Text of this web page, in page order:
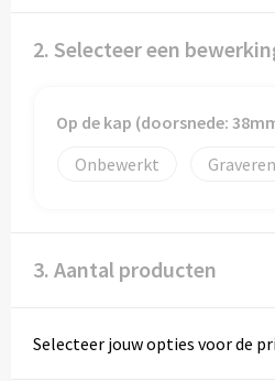
2. Selecteer een
Op de kap (doorsnede:
Onbewerkt
Graveren
3. Aantal producten
Selecteer jouw opties voor de